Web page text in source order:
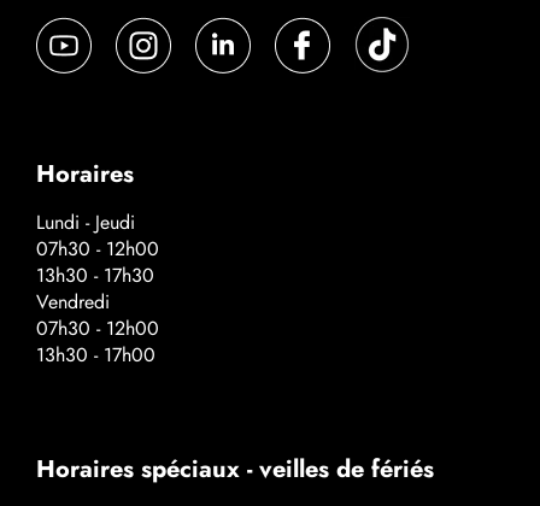
Horaires
Lundi - Jeudi
07h30 - 12h00
13h30 - 17h30
Vendredi
07h30 - 12h00
13h30 - 17h00
Horaires spéciaux - veilles de fériés